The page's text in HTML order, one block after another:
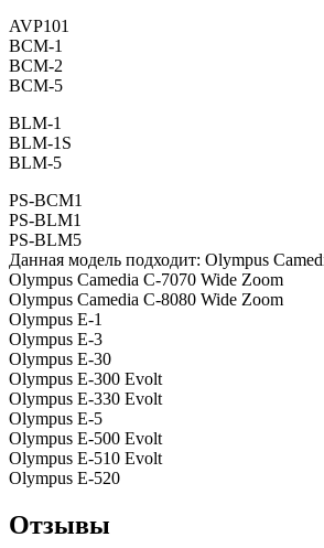
AVP101
BCM-1
BCM-2
BCM-5
BLM-1
BLM-1S
BLM-5
PS-BCM1
PS-BLM1
PS-BLM5
Данная модель подходит: Olympus
Olympus Camedia C-7070 Wide Zoom
Olympus Camedia C-8080 Wide Zoom
Olympus E-1
Olympus E-3
Olympus E-30
Olympus E-300 Evolt
Olympus E-330 Evolt
Olympus E-5
Olympus E-500 Evolt
Olympus E-510 Evolt
Olympus E-520
Отзывы